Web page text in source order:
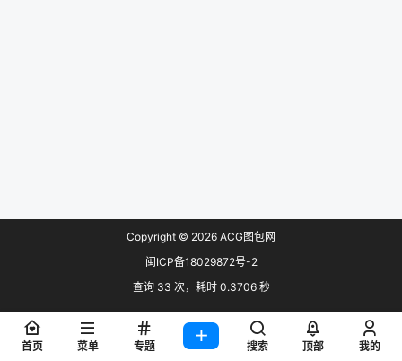
Copyright © 2026 ACG图包网
闽ICP备18029872号-2
查询 33 次，耗时 0.3706 秒
首页 菜单 专题 搜索 顶部 我的